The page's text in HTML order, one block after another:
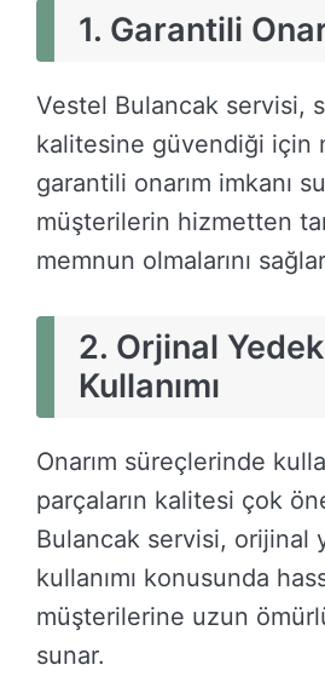
1. Garantili
Vestel Bulancak servisi,
kalitesine güvendiği için
garantili onarım imkanı
müşterilerin hizmetten
memnun olmalarını
2. Orjinal
Kullanımı
Onarım süreçlerinde
parçaların kalitesi çok
Bulancak servisi, orijinal
kullanımı konusunda
müşterilerine uzun
sunar.